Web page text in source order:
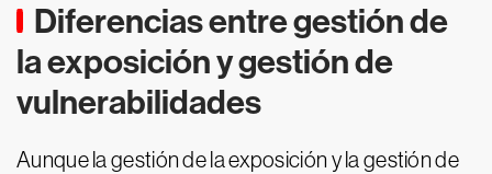
Diferencias entre gestión de
la exposición y gestión de
vulnerabilidades
Aunque la gestión de la exposición y la gestión de